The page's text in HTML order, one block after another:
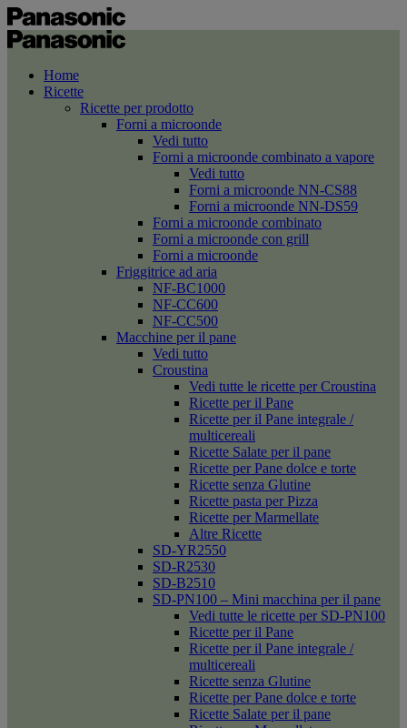
Home
Ricette
Ricette per prodotto
Forni a microonde
Vedi tutto
Forni a microonde combinato a vapore
Vedi tutto
Forni a microonde NN-CS88
Forni a microonde NN-DS59
Forni a microonde combinato
Forni a microonde con grill
Forni a microonde
Friggitrice ad aria
NF-BC1000
NF-CC600
NF-CC500
Macchine per il pane
Vedi tutto
Croustina
Vedi tutte le ricette per Croustina
Ricette per il Pane
Ricette per il Pane integrale /
multicereali
Ricette Salate per il pane
Ricette per Pane dolce e torte
Ricette senza Glutine
Ricette pasta per Pizza
Ricette per Marmellate
Altre Ricette
SD-YR2550
SD-R2530
SD-B2510
SD-PN100 – Mini macchina per il pane
Vedi tutte le ricette per SD-PN100
Ricette per il Pane
Ricette per il Pane integrale /
multicereali
Ricette senza Glutine
Ricette per Pane dolce e torte
Ricette Salate per il pane